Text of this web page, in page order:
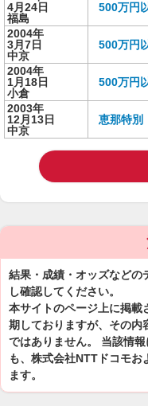
4月24日
福島
500万円
2004年
3月7日
中京
500万円
2004年
1月18日
小倉
500万円
2003年
12月13日
中京
恵那特別
結果・成績・オッズなどの
し確認してください。
本サイトのページ上に掲載
期しておりますが、その内
ではありません。 当該情
も、株式会社NTTドコモ
ます。